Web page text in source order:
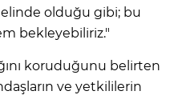
olduğu gibi; bu
bekleyebiliriz."
koruduğunu belirten
ve yetkililerin